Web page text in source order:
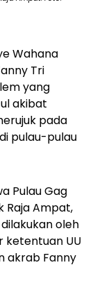
Wahana
Tri
yang
akibat
pada
pulau-pulau
Pulau Gag
Raja Ampat,
oleh
ketentuan UU
akrab Fanny